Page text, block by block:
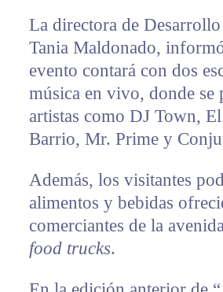
La directora de
Tania Maldonado,
evento contará con dos
música en vivo, donde se
artistas como DJ Town,
Barrio, Mr. Prime y
Además, los visitantes
alimentos y bebidas
comerciantes de la
food trucks.